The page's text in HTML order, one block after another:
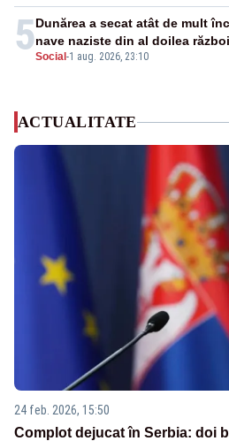
5Social -1 aug. 2026, 23:10
Dunărea a secat atât de mult
nave naziste din al doilea
ACTUALITATE
24 feb. 2026, 15:50
Complot dejucat în Serbia: doi